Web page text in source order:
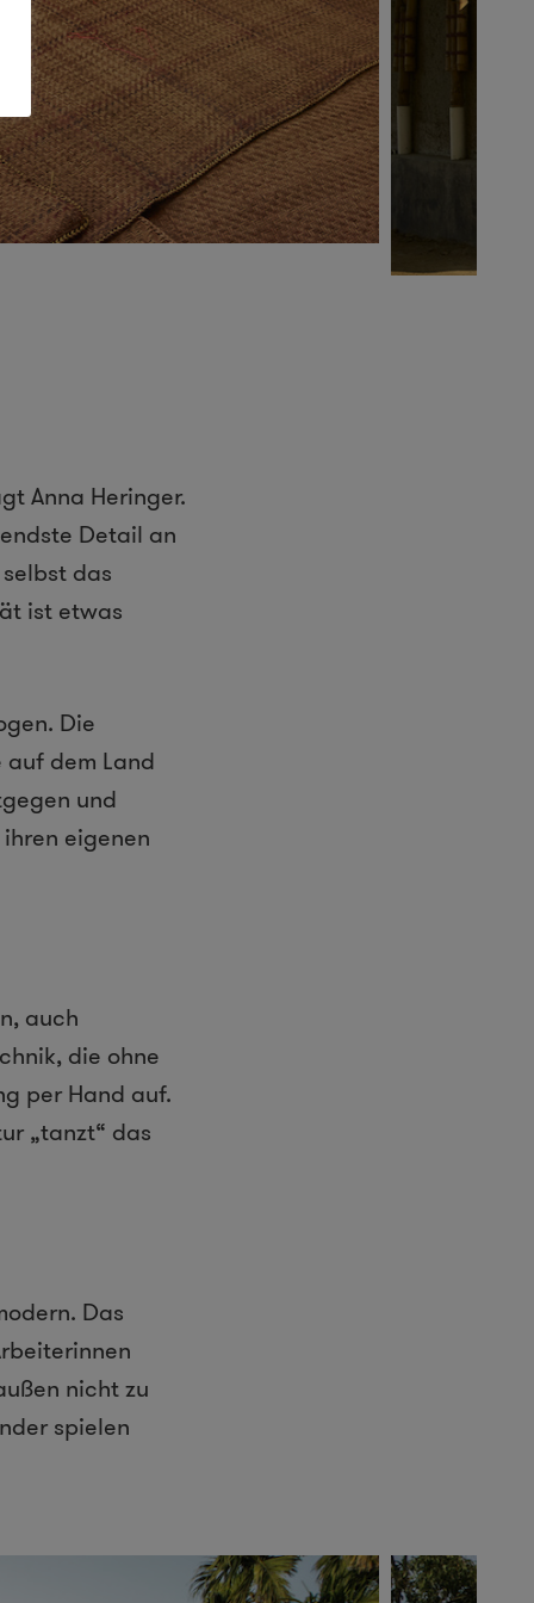
Anna Heringer.
Detail an
das
ist etwas
Die
dem Land
und
eigenen
auch
die ohne
per Hand auf.
„tanzt“ das
Das
nicht zu
spielen